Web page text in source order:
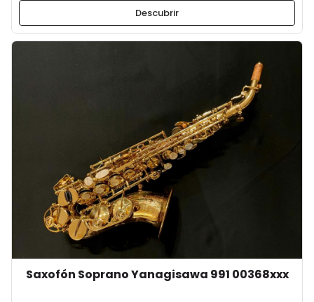
Descubrir
Saxofón Soprano Yanagisawa 991 00368xxx